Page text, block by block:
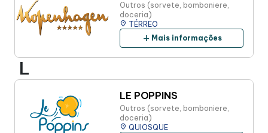
Outros (sorvete, bomboniere,
doceria)
place TÉRREO
add Mais informações
L
LE POPPINS
Outros (sorvete, bomboniere,
doceria)
place QUIOSQUE